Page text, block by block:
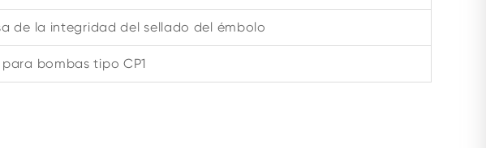
de la integridad del sellado del émbolo
bombas tipo CP1